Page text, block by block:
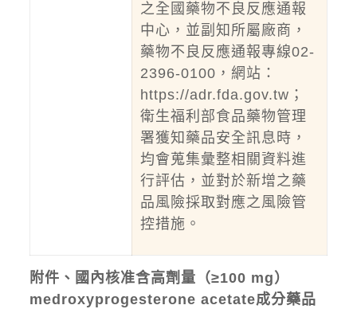
之全國藥物不良反應通報
中心，並副知所屬廠商，
藥物不良反應通報專線02-
2396-0100，網站：
https://adr.fda.gov.tw ；
衛生福利部食品藥物管理
署獲知藥品安全訊息時，
均會蒐集彙整相關資料進
行評估，並對於新增之藥
品風險採取對應之風險管
控措施。
附件、國內核准含高劑量（≥100 mg）
medroxyprogesterone acetate成分藥品